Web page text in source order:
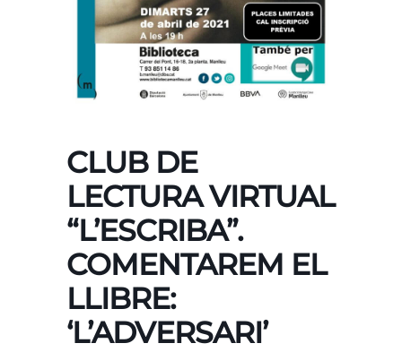
CLUB DE
LECTURA VIRTUAL
“L’ESCRIBA”.
COMENTAREM EL
LLIBRE:
‘L’ADVERSARI’